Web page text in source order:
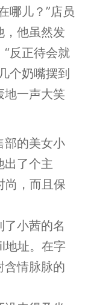
哪儿？”店员
，他虽然发
反正待会就
个奶嘴摆到
地一声大笑
部的美女小
出了个主
尚，而且保
小茜的名
地址。在字
含情脉脉的